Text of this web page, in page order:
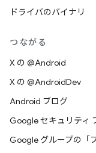
ドライバのバイナリ
つながる
X の @Android
X の @AndroidDev
Android ブログ
Google セキュリティ
Google グループの「